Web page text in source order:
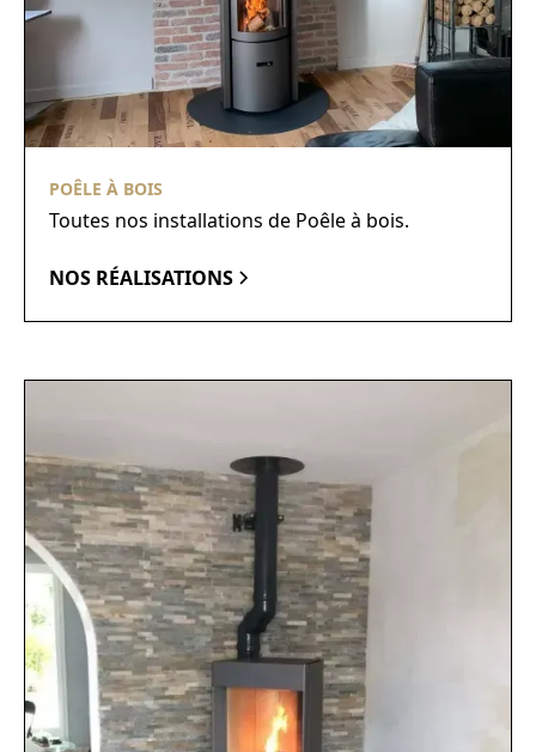
POÊLE À BOIS
Toutes nos installations de Poêle à bois.
NOS RÉALISATIONS